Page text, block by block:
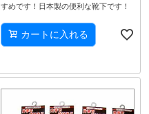
すめです！日本製の便利な靴下です！
カートに入れる